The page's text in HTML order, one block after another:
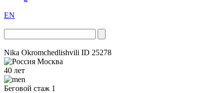
EN
Nika Okromchedlishvili ID 25278
Москва
40 лет
Беговой стаж 1